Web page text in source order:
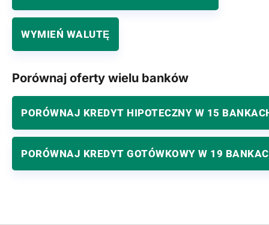
WYMIEŃ WALUTĘ
Porównaj oferty wielu banków
PORÓWNAJ KREDYT HIPOTECZNY W 15
PORÓWNAJ KREDYT GOTÓWKOWY W 19